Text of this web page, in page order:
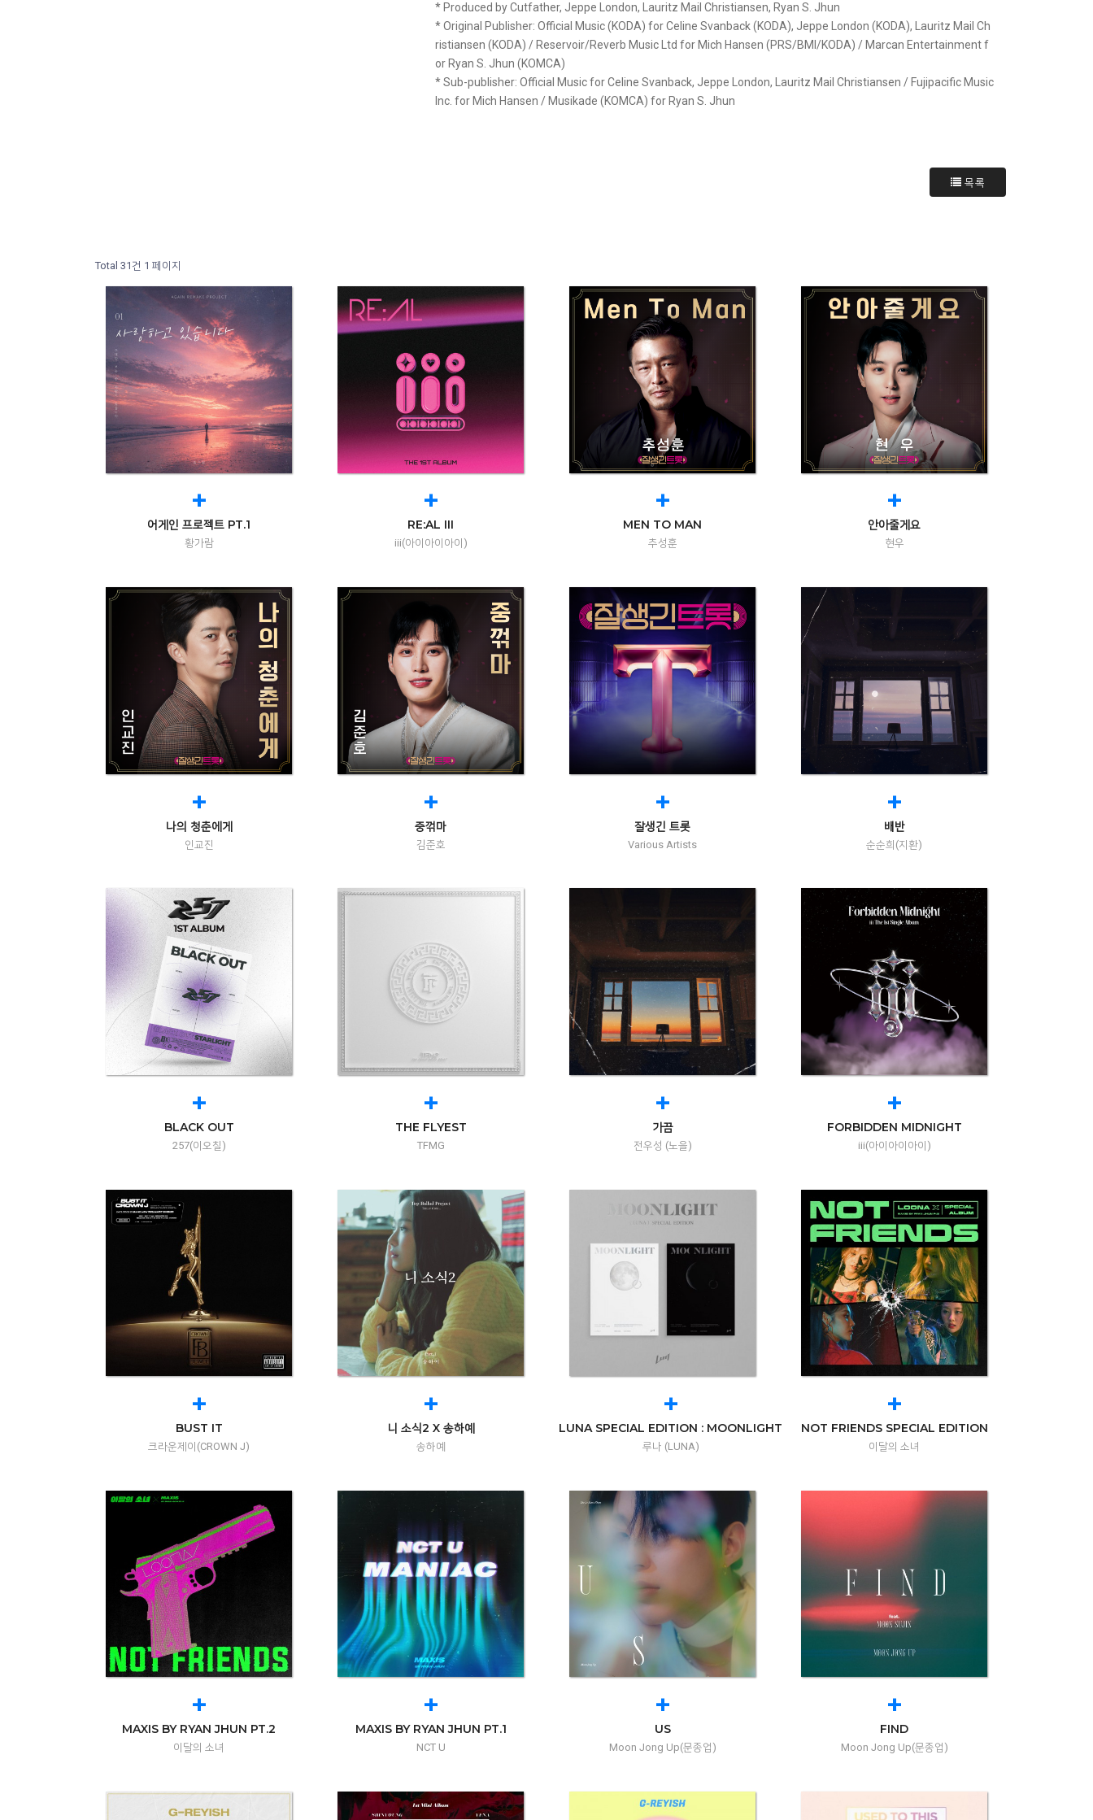
* Produced by Cutfather, Jeppe London, Lauritz Mail Christiansen, Ryan S. Jhun
* Original Publisher: Official Music (KODA) for Celine Svanback (KODA), Jeppe London (KODA), Lauritz Mail Ch
ristiansen (KODA) / Reservoir/Reverb Music Ltd for Mich Hansen (PRS/BMI/KODA) / Marcan Entertainment f
or Ryan S. Jhun (KOMCA)
* Sub-publisher: Official Music for Celine Svanback, Jeppe London, Lauritz Mail Christiansen / Fujipacific Music
Inc. for Mich Hansen / Musikade (KOMCA) for Ryan S. Jhun
목록
Total 31건 1 페이지
+
어게인 프로젝트 PT.1
황가람
+
RE:AL III
iii(아이아이아이)
+
MEN TO MAN
추성훈
+
안아줄게요
현우
+
나의 청춘에게
인교진
+
중꺾마
김준호
+
잘생긴 트롯
Various Artists
+
배반
순순희(지환)
+
BLACK OUT
257(이오칠)
+
THE FLYEST
TFMG
+
가끔
전우성 (노을)
+
FORBIDDEN MIDNIGHT
iii(아이아이아이)
+
BUST IT
크라운제이(CROWN J)
+
니 소식2 X 송하예
송하예
+
LUNA SPECIAL EDITION : MOONLIGHT
루나 (LUNA)
+
NOT FRIENDS SPECIAL EDITION
이달의 소녀
+
MAXIS BY RYAN JHUN PT.2
이달의 소녀
+
MAXIS BY RYAN JHUN PT.1
NCT U
+
US
Moon Jong Up(문종업)
+
FIND
Moon Jong Up(문종업)